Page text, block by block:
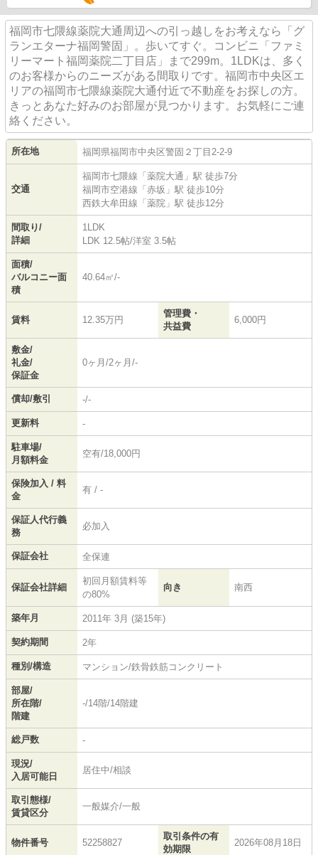
福岡市七隈線薬院大通周辺への引っ越しをお考えなら「グ
ランエターナ福岡警固」。歩いてすぐ。コンビニ「ファミ
リーマート福岡薬院二丁目店」まで299m。1LDKは、多く
のお客様からのニーズがある間取りです。福岡市中央区エ
リアの福岡市七隈線薬院大通付近で不動産をお探しの方。
きっとあなた好みのお部屋が見つかります。お気軽にご連
絡ください。
所在地 福岡県福岡市中央区警固 ２丁目2-2-9
交通
福岡市七隈線 「薬院大通 」駅 徒歩7分
福岡市空港線 「赤坂 」駅 徒歩10分
西鉄大牟田線 「薬院 」駅 徒歩12分
間取り/
詳細
1LDK
LDK 12.5帖/洋室 3.5帖
面積/
バルコニー面
積
40.64㎡/-
賃料 12.35万円
管理費・
共益費
6,000円
敷金/
礼金/
保証金
0ヶ月/2ヶ月/-
償却/敷引 -/-
更新料 -
駐車場/
月額料金
空有/18,000円
保険加入 / 料
金
有 / -
保証人代行義
務
必加入
保証会社 全保連
保証会社詳細
初回月額賃料等
の80%
向き 南西
築年月 2011年 3月 (築15年)
契約期間 2年
種別/構造 マンション/鉄骨鉄筋コンクリート
部屋/
所在階/
階建
-/14階/14階建
総戸数 -
現況/
入居可能日
居住中/相談
取引態様/
賃貸区分
一般媒介/一般
物件番号 52258827
取引条件の有
効期限
2026年08月18日